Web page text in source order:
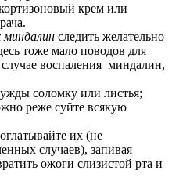
крем или
миндалин следить желательно
тоже мало поводов для
воспаления миндалин,
соломку или листья;
реже суйте всякую
их (не
случаев), запивая
ожоги слизистой рта и